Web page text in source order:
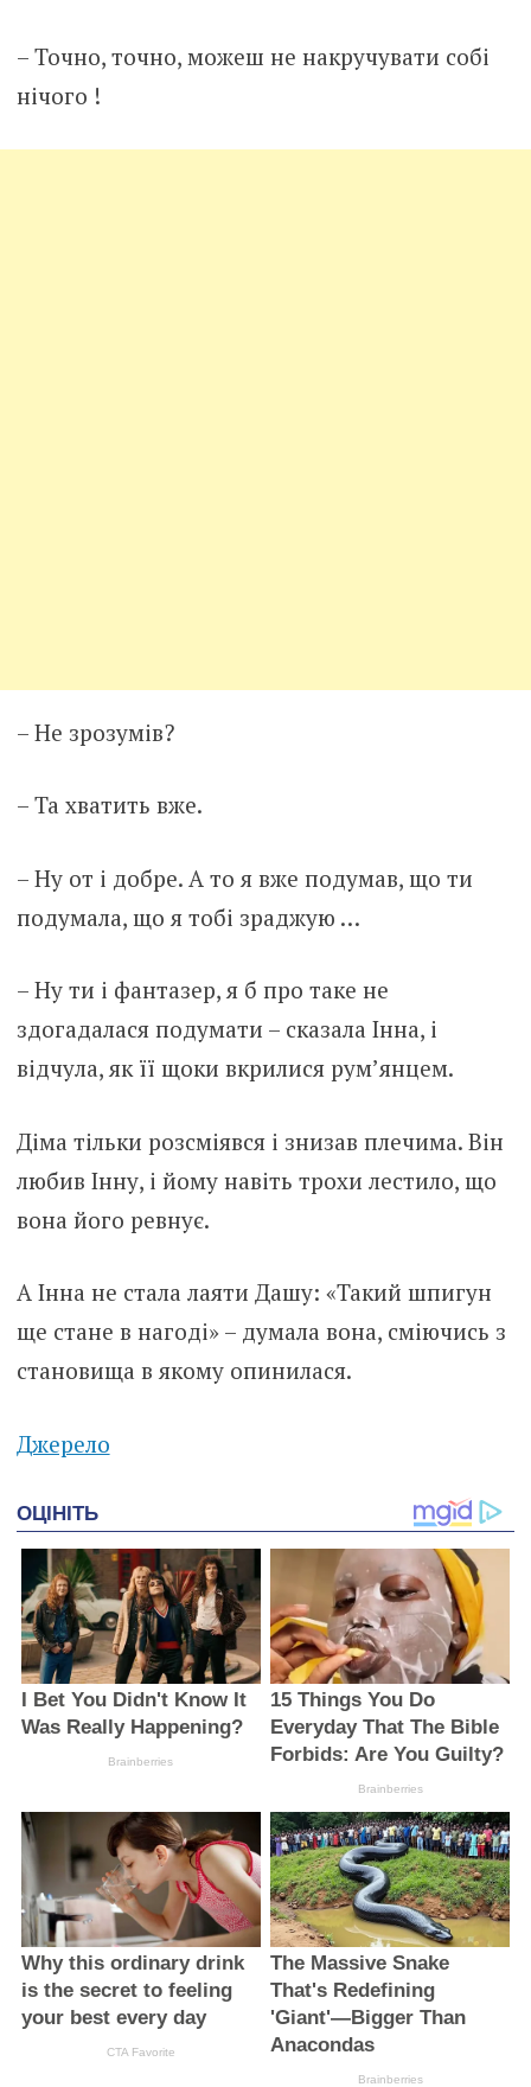
– Точно, точно, можеш не накручувати собі
нічого !
– Не зрозумів?
– Та хватить вже.
– Ну от і добре. А то я вже подумав, що ти
подумала, що я тобі зраджую …
– Ну ти і фантазер, я б про таке не
здогадалася подумати – сказала Інна, і
відчула, як її щоки вкрилися рум’янцем.
Діма тільки розсміявся і знизав плечима. Він
любив Інну, і йому навіть трохи лестило, що
вона його ревнує.
А Інна не стала лаяти Дашу: «Такий шпигун
ще стане в нагоді» – думала вона, сміючись з
становища в якому опинилася.
Джерело